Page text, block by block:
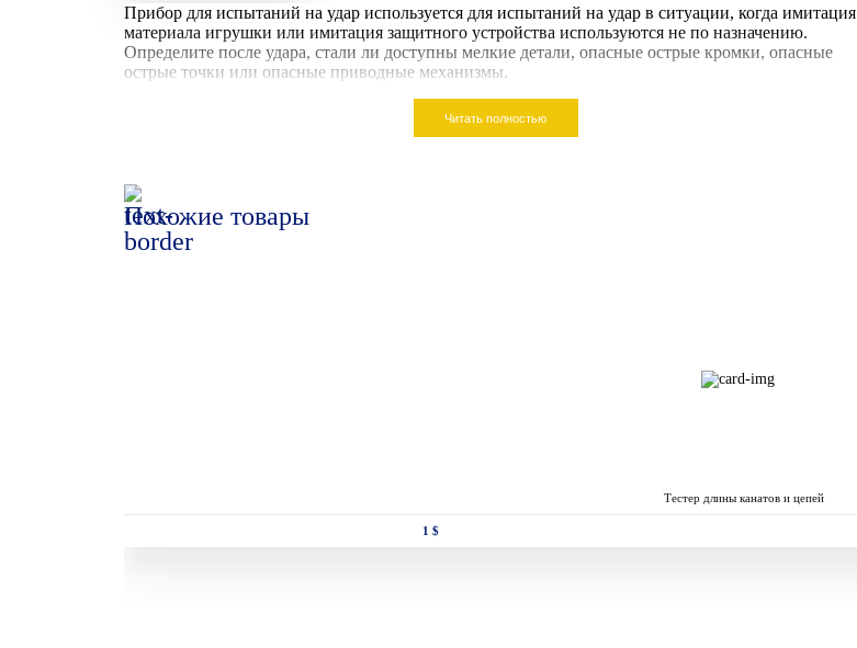
Прибор для испытаний на удар используется для испытаний на удар в ситуации, когда имитация
материала игрушки или имитация защитного устройства используются не по назначению.
Определите после удара, стали ли доступны мелкие детали, опасные острые кромки, опасные
острые точки или опасные приводные механизмы.
Читать полностью
Похожие товары
Тестер длины канатов и цепей
1 $